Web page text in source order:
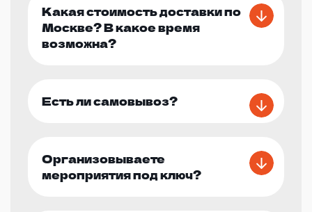
Какая стоимость доставки по
Москве? В какое время
возможна?
Есть ли самовывоз?
Организовываете
мероприятия под ключ?